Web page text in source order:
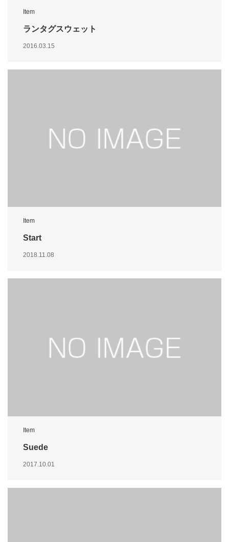
Item
ランタグスウェット
2016.03.15
Item
Start
2018.11.08
Item
Suede
2017.10.01